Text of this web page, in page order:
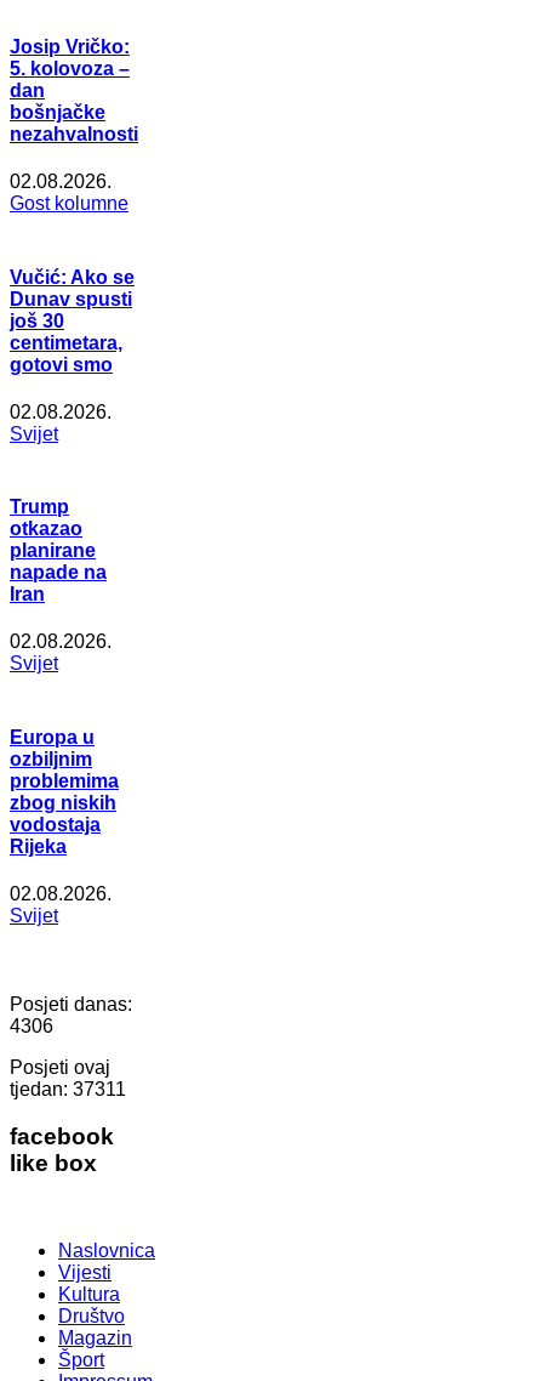
Josip Vričko:
5. kolovoza –
dan
bošnjačke
nezahvalnosti
02.08.2026.
Gost kolumne
Vučić: Ako se
Dunav spusti
još 30
centimetara,
gotovi smo
02.08.2026.
Svijet
Trump
otkazao
planirane
napade na
Iran
02.08.2026.
Svijet
Europa u
ozbiljnim
problemima
zbog niskih
vodostaja
Rijeka
02.08.2026.
Svijet
Posjeti danas:
4306
Posjeti ovaj
tjedan: 37311
facebook
like box
Naslovnica
Vijesti
Kultura
Društvo
Magazin
Šport